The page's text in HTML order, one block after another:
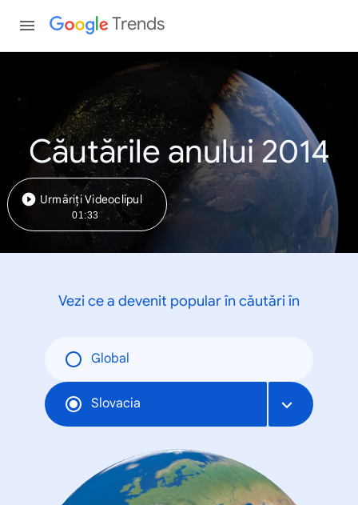
Trends
Căutările anului 2014
Urmăriți Videoclipul
01:33
Vezi ce a devenit popular în căutări în
Global
Slovacia